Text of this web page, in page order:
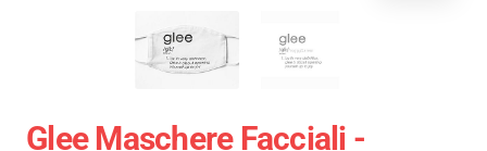
Glee Maschere Facciali -